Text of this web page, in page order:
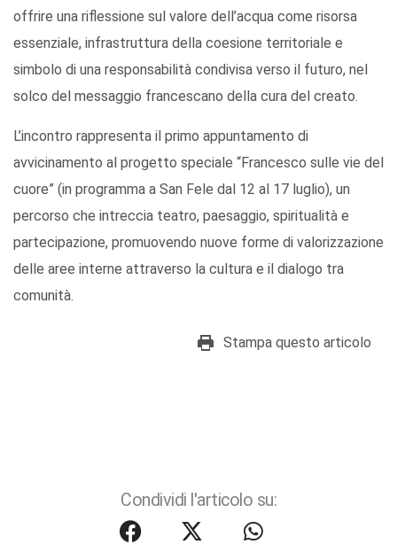
offrire una riflessione sul valore dell’acqua come risorsa
essenziale, infrastruttura della coesione territoriale e
simbolo di una responsabilità condivisa verso il futuro, nel
solco del messaggio francescano della cura del creato.
L’incontro rappresenta il primo appuntamento di
avvicinamento al progetto speciale “Francesco sulle vie del
cuore” (in programma a San Fele dal 12 al 17 luglio), un
percorso che intreccia teatro, paesaggio, spiritualità e
partecipazione, promuovendo nuove forme di valorizzazione
delle aree interne attraverso la cultura e il dialogo tra
comunità.
Stampa questo articolo
Condividi l'articolo su: